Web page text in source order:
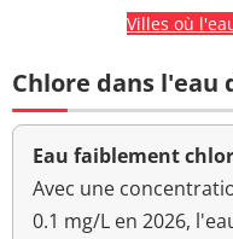
Villes où
Chlore dans l'eau
Eau faiblement
Avec une
0.1 mg/L en 2026,